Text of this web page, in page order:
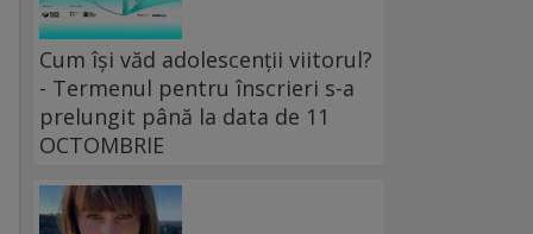
Cum își văd adolescenții viitorul?
- Termenul pentru înscrieri s-a
prelungit până la data de 11
OCTOMBRIE